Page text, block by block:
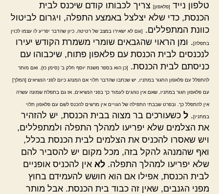
טלפון נייד [פלאפון] צריך לכבותו קודם שיכנס לבית
הכנסת, כדי שלא יצלצל באמצע התפלה, ויגרום לביטול
כוונת המתפללים.
[וגם לא ישאירו במצב של רטיטה, כיון שהדבר יפריע לו עצמו לכוין
בתפלה]. ומן הראוי שהגבאים שומרי משמרת הקודש יעירו
לנכנסים לבית הכנסת עם פלאפון פתוח, שיכבוהו עם
כניסתם לבית הכנסת.
[כן הוא בספר משנת יוסף חלק ב' (סימן כז). ואם מותר
להתפלל עם פלאפון החגור במתניו, יש שכתבו שהדבר תלוי אם המנהג כיום לפני הנשיאים [המלך]
עם פלאפון חגור במתניו, שאם אין נוהגים לעמוד כך בפני הנשיאים, אז גם בתפלת שמונה עשרה
אין להתפלל כך. ובפרט שבבתי התפילה של הגויים אין מרשים להכנס לשם עם פלאפון תלוי
במתניו]. ל כשעורכים בר מצוה בבית הכנסת, יש להזהיר
את הצלמים שלא יפריעו למהלך התפלה ולמתפללים,
ויש שאסרו להכניס את הצלמים לבית הכנסת בכלל,
ואף שהמנהג להקל בזה, מכל מקום יש להסביר להם
שלא יפריעו למהלך התפלה. לא אין להכניס אופניים
לבית הכנסת, אפילו אם הוא חושש להעמידם בחוץ
מפני הגנבים, שאין זה כבוד בית הכנסת. אבל מותר